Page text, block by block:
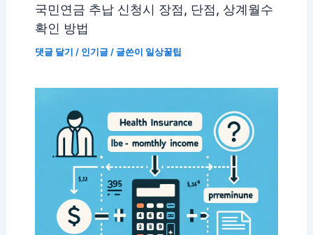
국민연금 추납 신청시 장점, 단점, 상계월수
확인 방법
댓글 달기 / 인기글/ 글쓴이 일상꿀팁